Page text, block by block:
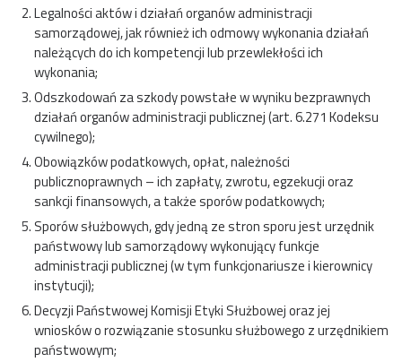
Legalności aktów i działań organów administracji
samorządowej, jak również ich odmowy wykonania działań
należących do ich kompetencji lub przewlekłości ich
wykonania;
Odszkodowań za szkody powstałe w wyniku bezprawnych
działań organów administracji publicznej (art. 6.271 Kodeksu
cywilnego);
Obowiązków podatkowych, opłat, należności
publicznoprawnych – ich zapłaty, zwrotu, egzekucji oraz
sankcji finansowych, a także sporów podatkowych;
Sporów służbowych, gdy jedną ze stron sporu jest urzędnik
państwowy lub samorządowy wykonujący funkcje
administracji publicznej (w tym funkcjonariusze i kierownicy
instytucji);
Decyzji Państwowej Komisji Etyki Służbowej oraz jej
wniosków o rozwiązanie stosunku służbowego z urzędnikiem
państwowym;